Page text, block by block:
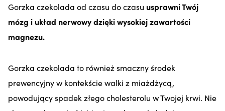
Gorzka czekolada od czasu do czasu usprawni Twój
mózg i układ nerwowy dzięki wysokiej zawartości
magnezu.
Gorzka czekolada to również smaczny środek
prewencyjny w kontekście walki z miażdżycą,
powodujący spadek złego cholesterolu w Twojej krwi. Nie